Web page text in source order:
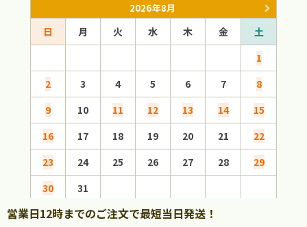
2026年8月
日 月 火 水 木 金
土
1
2
3 4 5 6 7
8
9
10 11 12 13 14
15
16
17 18 19 20 21
22
23
24 25 26 27 28
29
30
31
営業日12時までのご注文で最短当日発送！